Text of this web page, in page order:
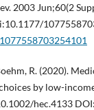
2003 Jun;60(2
R. (2020).
by low-
hec.4133 DOI: